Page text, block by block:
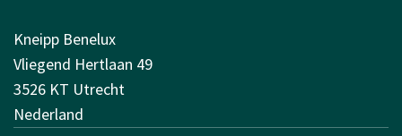
Kneipp Benelux
Vliegend Hertlaan 49
3526 KT Utrecht
Nederland